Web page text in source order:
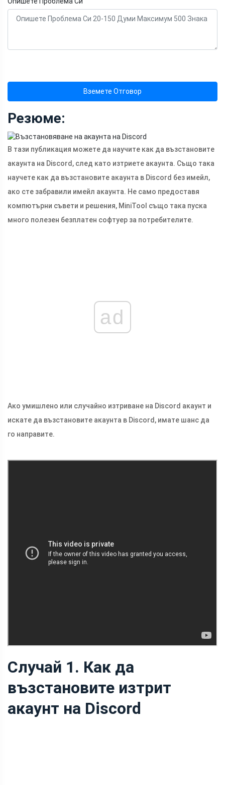
Вземете Отговор
Резюме:
В тази публикация можете да научите как да възстановите
акаунта на Discord, след като изтриете акаунта. Също така
научете как да възстановите акаунта в Discord без имейл,
ако сте забравили имейл акаунта. Не само предоставя
компютърни съвети и решения, MiniTool също така пуска
много полезен безплатен софтуер за потребителите.
ad
Ако умишлено или случайно изтриване на Discord акаунт и
искате да възстановите акаунта в Discord, имате шанс да
го направите.
Случай 1. Как да
възстановите изтрит
акаунт на Discord